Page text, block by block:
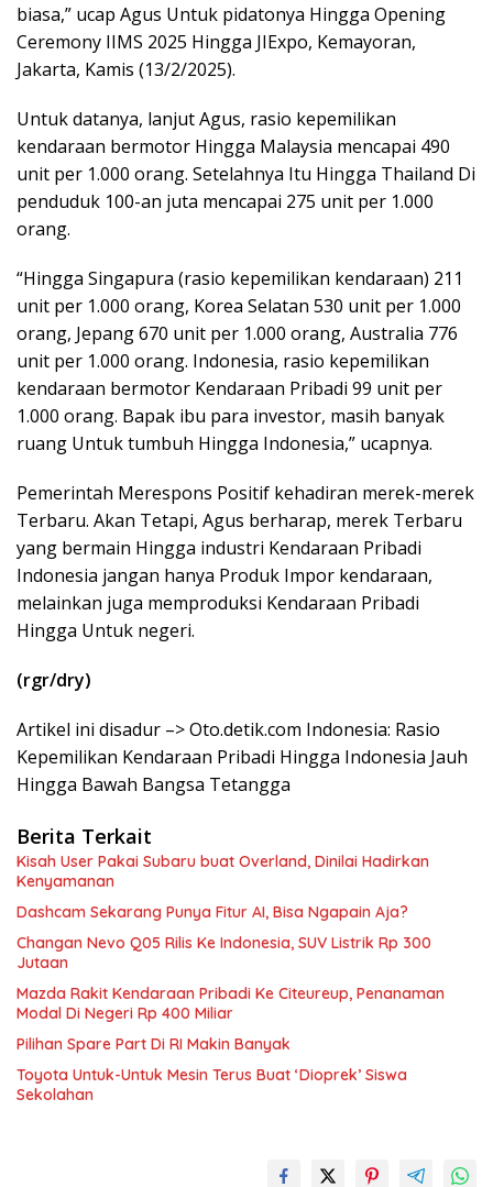
biasa,” ucap Agus Untuk pidatonya Hingga Opening
Ceremony IIMS 2025 Hingga JIExpo, Kemayoran,
Jakarta, Kamis (13/2/2025).
Untuk datanya, lanjut Agus, rasio kepemilikan
kendaraan bermotor Hingga Malaysia mencapai 490
unit per 1.000 orang. Setelahnya Itu Hingga Thailand Di
penduduk 100-an juta mencapai 275 unit per 1.000
orang.
“Hingga Singapura (rasio kepemilikan kendaraan) 211
unit per 1.000 orang, Korea Selatan 530 unit per 1.000
orang, Jepang 670 unit per 1.000 orang, Australia 776
unit per 1.000 orang. Indonesia, rasio kepemilikan
kendaraan bermotor Kendaraan Pribadi 99 unit per
1.000 orang. Bapak ibu para investor, masih banyak
ruang Untuk tumbuh Hingga Indonesia,” ucapnya.
Pemerintah Merespons Positif kehadiran merek-merek
Terbaru. Akan Tetapi, Agus berharap, merek Terbaru
yang bermain Hingga industri Kendaraan Pribadi
Indonesia jangan hanya Produk Impor kendaraan,
melainkan juga memproduksi Kendaraan Pribadi
Hingga Untuk negeri.
(rgr/dry)
Artikel ini disadur –> Oto.detik.com Indonesia: Rasio
Kepemilikan Kendaraan Pribadi Hingga Indonesia Jauh
Hingga Bawah Bangsa Tetangga
Berita Terkait
Kisah User Pakai Subaru buat Overland, Dinilai Hadirkan
Kenyamanan
Dashcam Sekarang Punya Fitur AI, Bisa Ngapain Aja?
Changan Nevo Q05 Rilis Ke Indonesia, SUV Listrik Rp 300
Jutaan
Mazda Rakit Kendaraan Pribadi Ke Citeureup, Penanaman
Modal Di Negeri Rp 400 Miliar
Pilihan Spare Part Di RI Makin Banyak
Toyota Untuk-Untuk Mesin Terus Buat ‘Dioprek’ Siswa
Sekolahan